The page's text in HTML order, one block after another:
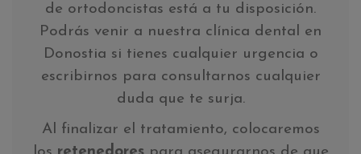
de ortodoncistas está a tu disposición.
Podrás venir a nuestra clínica dental en
Donostia si tienes cualquier urgencia o
escribirnos para consultarnos cualquier
duda que te surja.
Al finalizar el tratamiento, colocaremos